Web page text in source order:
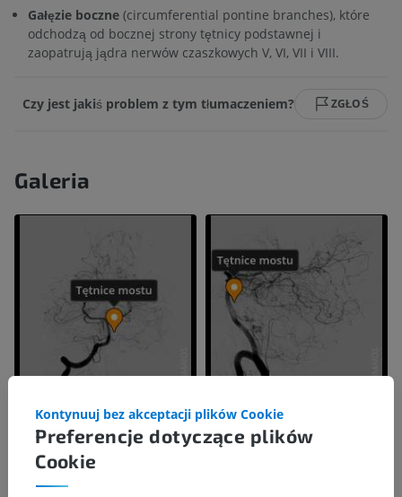
Gałęzie boczne (circumferential pontine branches), które
odchodzą od bocznej strony tętnicy podstawnej i
zaopatrują jądra nerwów czaszkowych V, VI, VII i VIII.
Czy jest jakiś problem z tym tłumaczeniem? ZGŁOŚ
Galeria
Preferencje dotyczące plików
Cookie
Kontynuuj bez akceptacji plików Cookie